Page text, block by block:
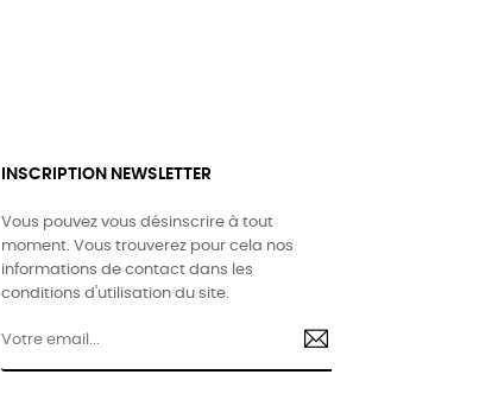
INSCRIPTION NEWSLETTER
Vous pouvez vous désinscrire à tout
moment. Vous trouverez pour cela nos
informations de contact dans les
conditions d'utilisation du site.